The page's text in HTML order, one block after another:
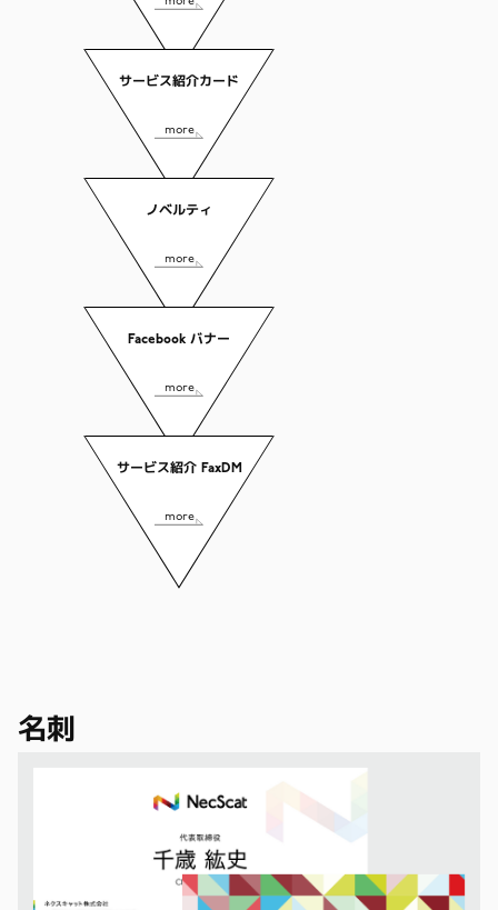
サービス紹介カード
more
ノベルティ
more
Facebook バナー
more
サービス紹介 FaxDM
more
名刺